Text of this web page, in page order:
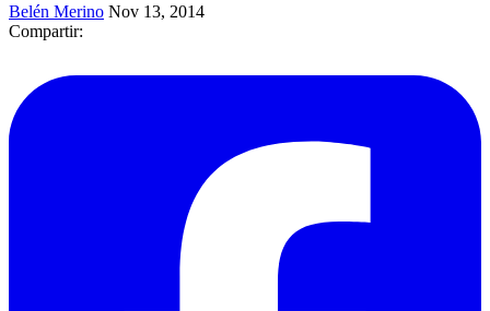
Belén Merino Nov 13, 2014
Compartir: